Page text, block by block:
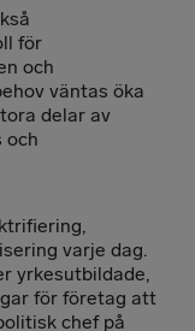
för
och
väntas öka
delar av
och
varje dag.
yrkesutbildade,
för företag att
chef på